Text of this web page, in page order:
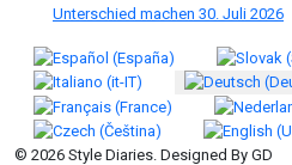
Unterschied machen 30. Juli 2026
Sprache auswählen
© 2026 Style Diaries. Designed By GD